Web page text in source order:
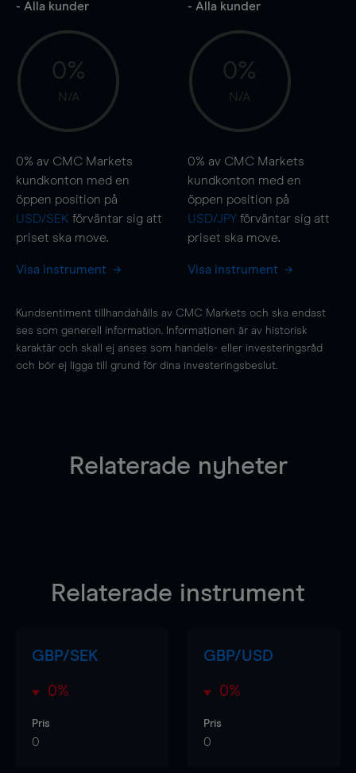
- Alla kunder
0%
N/A
0% av CMC Markets
kundkonton med en
öppen position på
USD/SEK förväntar sig att
priset ska move.
Visa instrument
- Alla kunder
0%
N/A
0% av CMC Markets
kundkonton med en
öppen position på
USD/JPYförväntar sig att
priset ska move.
Visa instrument
Kundsentiment tillhandahålls av CMC Markets och ska endast
ses som generell information. Informationen är av historisk
karaktär och skall ej anses som handels- eller investeringsråd
och bör ej ligga till grund för dina investeringsbeslut.
Relaterade nyheter
Relaterade instrument
GBP/SEK
0%
Pris
0
GBP/USD
0%
Pris
0